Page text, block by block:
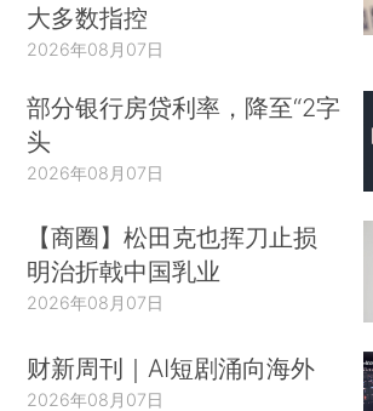
大多数指控
2026年08月07日
部分银行房贷利率，降至“2字
头
2026年08月07日
【商圈】松田克也挥刀止损
明治折戟中国乳业
2026年08月07日
财新周刊｜AI短剧涌向海外
2026年08月07日